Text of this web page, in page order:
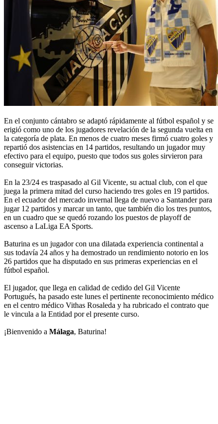
En el conjunto cántabro se adaptó rápidamente al fútbol español y se
erigió como uno de los jugadores revelación de la segunda vuelta en
la categoría de plata. En menos de cuatro meses firmó cuatro goles y
repartió dos asistencias en 14 partidos, resultando un jugador muy
efectivo para el equipo, puesto que todos sus goles sirvieron para
conseguir victorias.
En la 23/24 es traspasado al Gil Vicente, su actual club, con el que
juega la primera mitad del curso haciendo tres goles en 19 partidos.
En el ecuador del mercado invernal llega de nuevo a Santander para
jugar 12 partidos y marcar un tanto, que también dio los tres puntos,
en un cuadro que se quedó rozando los puestos de playoff de
ascenso a LaLiga EA Sports.
Baturina es un jugador con una dilatada experiencia continental a
sus todavía 24 años y ha demostrado un rendimiento notorio en los
26 partidos que ha disputado en sus primeras experiencias en el
fútbol español.
El jugador, que llega en calidad de cedido del Gil Vicente
Portugués, ha pasado este lunes el pertinente reconocimiento médico
en el centro médico Vithas Rosaleda y ha rubricado el contrato que
le vincula a la Entidad por el presente curso.
¡Bienvenido a Málaga, Baturina!